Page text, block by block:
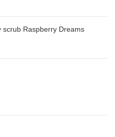
scrub Raspberry Dreams